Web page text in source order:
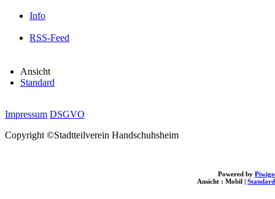
Powered by Piwigo
Ansicht : Mobil | Standard
Info
RSS-Feed
Ansicht
Standard
Impressum DSGVO
Copyright ©Stadtteilverein Handschuhsheim